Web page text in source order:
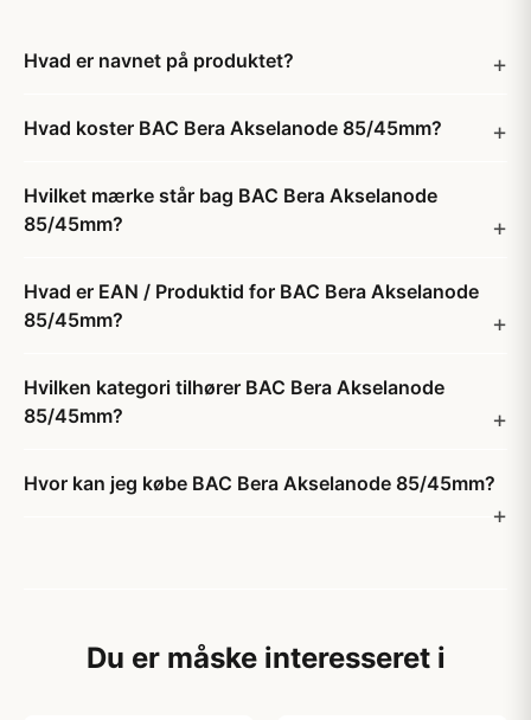
Hvad er navnet på produktet?
Hvad koster BAC Bera Akselanode 85/45mm?
Hvilket mærke står bag BAC Bera Akselanode
85/45mm?
Hvad er EAN / Produktid for BAC Bera Akselanode
85/45mm?
Hvilken kategori tilhører BAC Bera Akselanode
85/45mm?
Hvor kan jeg købe BAC Bera Akselanode 85/45mm?
Du er måske interesseret i